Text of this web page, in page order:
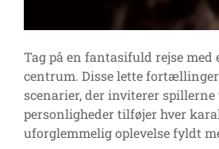
Tag på en fantasifuld rejse
centrum. Disse lette
scenarier, der inviterer
personligheder tilføjer hver
uforglemmelig oplevelse fyldt